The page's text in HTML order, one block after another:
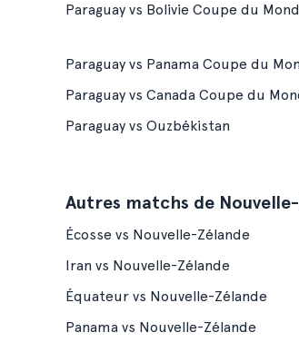
Paraguay vs Bolivie Coupe du
Paraguay vs Panama Coupe du
Paraguay vs Canada Coupe du
Paraguay vs Ouzbékistan
Autres matchs de
Écosse vs Nouvelle-Zélande
Iran vs Nouvelle-Zélande
Équateur vs Nouvelle-Zélande
Panama vs Nouvelle-Zélande